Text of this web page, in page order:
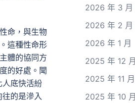
命，與生物
這種性命形
體的協同方
的好處。聞
人底快活紛
的是滲入
2026 年 3 月
2026 年 2 月
2026 年 1 月
2025 年 12 月
2025 年 11 月
2025 年 10 月